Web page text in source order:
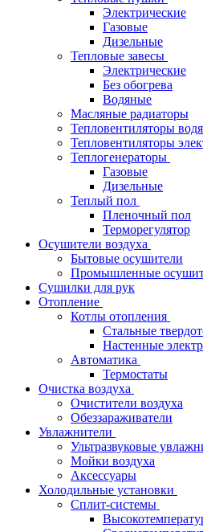
Электрические
Газовые
Дизельные
Тепловые завесы
Электрические
Без обогрева
Водяные
Масляные радиаторы
Тепловентиляторы
Тепловентиляторы
Теплогенераторы
Газовые
Дизельные
Теплый пол
Пленочный пол
Терморегулятор
Осушители воздуха
Бытовые осушители
Промышленные
Сушилки для рук
Отопление
Котлы отопления
Стальные
Настенные
Автоматика
Термостаты
Очистка воздуха
Очистители воздуха
Обеззараживатели
Увлажнители
Ультразвуковые
Мойки воздуха
Аксессуары
Холодильные установки
Сплит-системы